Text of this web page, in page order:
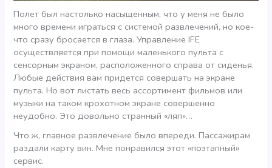
Полет был настолько насыщенным, что у меня не было
много времени играться с системой развлечений, но кое-
что сразу бросается в глаза. Управление IFE
осуществляется при помощи маленького пульта с
сенсорным экраном, расположенного справа от сиденья.
Любые действия вам придется совершать на экране
пульта. Но вот листать весь ассортимент фильмов или
музыки на таком крохотном экране совершенно
неудобно. Это довольно странный «ляп»…
Что ж, главное развлечение было впереди. Пассажирам
раздали карту вин. Мне понравился этот «поэтапный»
сервис.